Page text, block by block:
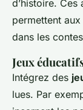
d’histoire.
permettent
dans les
Jeux
Intégrez des
lues. Par